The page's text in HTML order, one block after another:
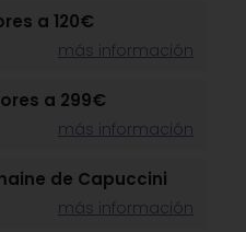
a 120€
más información
a 299€
más información
de Capuccini
más información